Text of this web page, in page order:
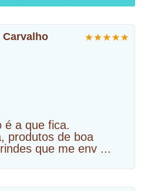
Carvalho
é a que fica.
produtos de boa
que me env ...